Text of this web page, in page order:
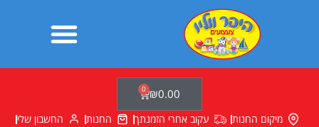
₪0.00
0
עגלת
קניות
מיקום החנות עקוב אחרי הזמנתך החנות
החשבון שלי